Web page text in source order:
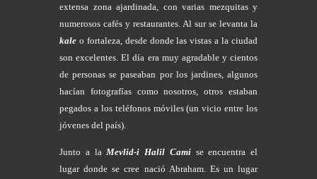
extensa zona ajardinada, con varias mezquitas y
numerosos cafés y restaurantes. Al sur se levanta la
kale o fortaleza, desde donde las vistas a la ciudad
son excelentes. El día era muy agradable y cientos
de personas se paseaban por los jardines, algunos
hacían fotografías como nosotros, otros estaban
pegados a los teléfonos móviles (un vicio entre los
jóvenes del país).
Junto a la Mevlid-i Halil Cami se encuentra el
lugar donde se cree nació Abraham. Es un lugar